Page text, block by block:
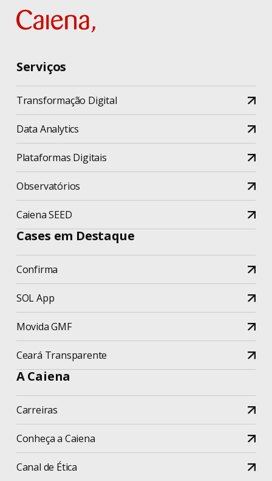
Serviços
Transformação Digital
Data Analytics
Plataformas Digitais
Observatórios
Caiena SEED
Cases em Destaque
Confirma
SOL App
Movida GMF
Ceará Transparente
A Caiena
Carreiras
Conheça a Caiena
Canal de Ética